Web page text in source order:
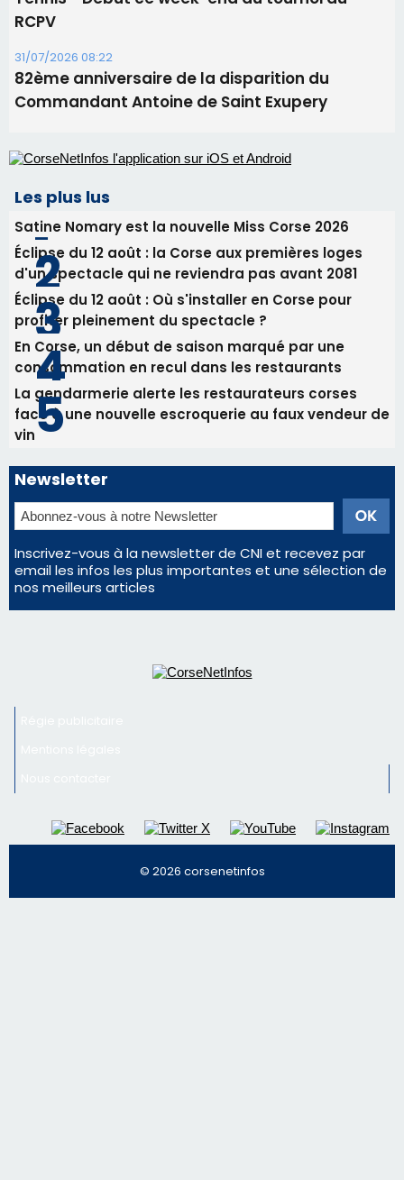
31/07/2026 08:24
RCPV
31/07/2026 08:22
Commandant Antoine de Saint Exupery
Les plus lus
Satine Nomary est la nouvelle Miss Corse 2026
Éclipse du 12 août : la Corse aux premières loges
d'un spectacle qui ne reviendra pas avant 2081
Éclipse du 12 août : Où s'installer en Corse pour
profiter pleinement du spectacle ?
En Corse, un début de saison marqué par une
consommation en recul dans les restaurants
La gendarmerie alerte les restaurateurs corses
vin
Newsletter
Inscrivez-vous à la newsletter de CNI et recevez par
email les infos les plus importantes et une sélection de
Nous contacter